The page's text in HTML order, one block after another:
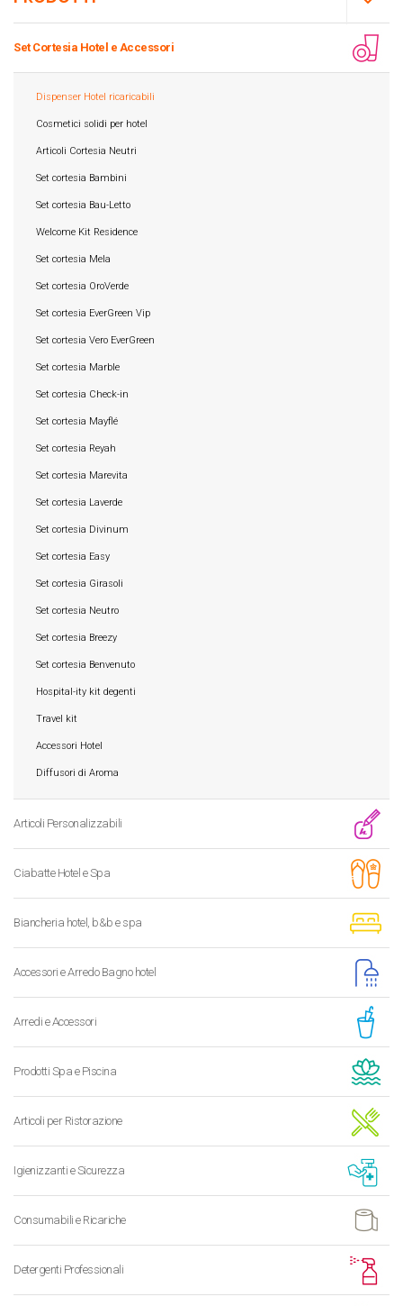
Set Cortesia Hotel e Accessori
Dispenser Hotel ricaricabili
Cosmetici solidi per hotel
Articoli Cortesia Neutri
Set cortesia Bambini
Set cortesia Bau-Letto
Welcome Kit Residence
Set cortesia Mela
Set cortesia OroVerde
Set cortesia EverGreen Vip
Set cortesia Vero EverGreen
Set cortesia Marble
Set cortesia Check-in
Set cortesia Mayflé
Set cortesia Reyah
Set cortesia Marevita
Set cortesia Laverde
Set cortesia Divinum
Set cortesia Easy
Set cortesia Girasoli
Set cortesia Neutro
Set cortesia Breezy
Set cortesia Benvenuto
Hospital-ity kit degenti
Travel kit
Accessori Hotel
Diffusori di Aroma
Articoli Personalizzabili
Ciabatte Hotel e Spa
Biancheria hotel, b&b e spa
Accessori e Arredo Bagno hotel
Arredi e Accessori
Prodotti Spa e Piscina
Articoli per Ristorazione
Igienizzanti e Sicurezza
Consumabili e Ricariche
Detergenti Professionali